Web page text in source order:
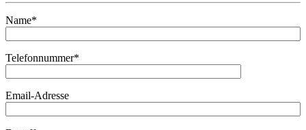
Name*
Telefonnummer*
Email-Adresse